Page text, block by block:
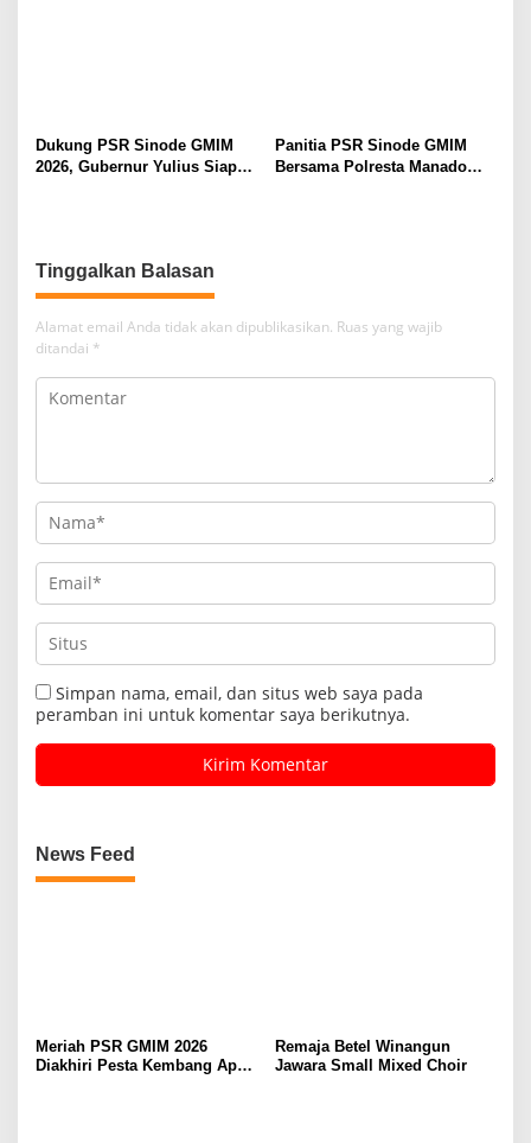
Dukung PSR Sinode GMIM
2026, Gubernur Yulius Siap
Panitia PSR Sinode GMIM
Bersama Polresta Manado
Tinggalkan Balasan
Alamat email Anda tidak akan dipublikasikan. Ruas yang wajib
ditandai *
Simpan nama, email, dan situs web saya pada
peramban ini untuk komentar saya berikutnya.
News Feed
Meriah PSR GMIM 2026
Diakhiri Pesta Kembang Api,
Remaja Betel Winangun
Jawara Small Mixed Choir